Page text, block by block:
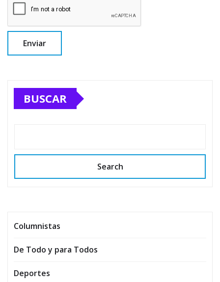
BUSCAR
Search
Columnistas
De Todo y para Todos
Deportes